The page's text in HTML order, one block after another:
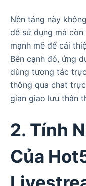
Nền tảng này
dễ sử dụng mà
mạnh mẽ để cải
Bên cạnh đó, ứng
dùng tương tác
thông qua chat
gian giao lưu thân
2. Tính
Của